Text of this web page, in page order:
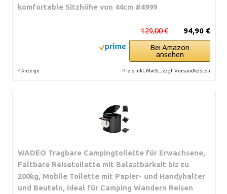
komfortable Sitzhöhe von 44cm #4999
94,90 €
129,00 €
Bei Amazon
ansehen
* Anzeige Preis inkl. MwSt., zzgl. Versandkosten
WADEO Tragbare Campingtoilette für Erwachsene,
Faltbare Reisetoilette mit Belastbarkeit bis zu
200kg, Mobile Toilette mit Papier- und Handyhalter
und Beuteln, ideal für Camping Wandern Reisen